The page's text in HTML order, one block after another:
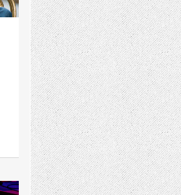
érkezik a riportra. Azonnal fel is
világosít, hogy nincsen semmi elvi
ellenszenve az órával
kapcsolatban, csak minek? A
telefonban ugyanúgy „benne van
a pontos idő”, az...